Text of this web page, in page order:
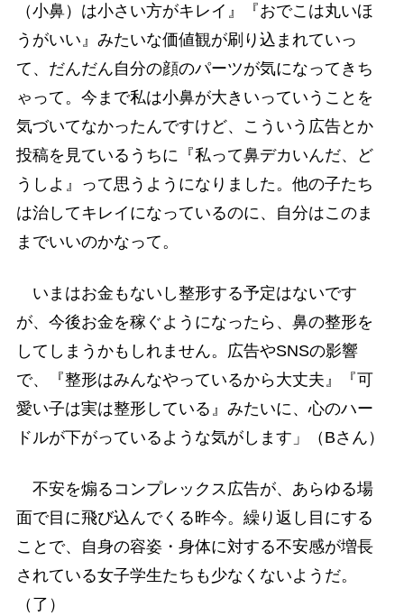
（小鼻）は小さい方がキレイ』『おでこは丸いほ
うがいい』みたいな価値観が刷り込まれていっ
て、だんだん自分の顔のパーツが気になってきち
ゃって。今まで私は小鼻が大きいっていうことを
気づいてなかったんですけど、こういう広告とか
投稿を見ているうちに『私って鼻デカいんだ、ど
うしよ』って思うようになりました。他の子たち
は治してキレイになっているのに、自分はこのま
までいいのかなって。
いまはお金もないし整形する予定はないです
が、今後お金を稼ぐようになったら、鼻の整形を
してしまうかもしれません。広告やSNSの影響
で、『整形はみんなやっているから大丈夫』『可
愛い子は実は整形している』みたいに、心のハー
ドルが下がっているような気がします」（Bさん）
不安を煽るコンプレックス広告が、あらゆる場
面で目に飛び込んでくる昨今。繰り返し目にする
ことで、自身の容姿・身体に対する不安感が増長
されている女子学生たちも少なくないようだ。
（了）